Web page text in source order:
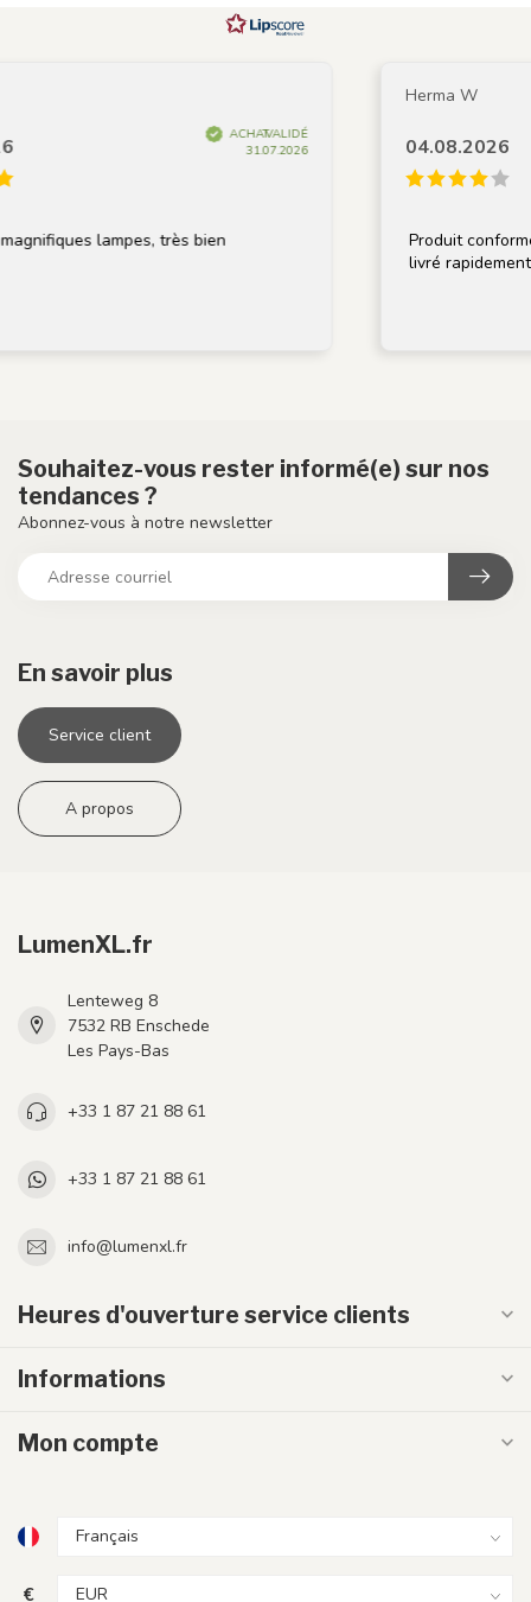
ACHAT VALIDÉ
31.07.2026
lampes, très bien
Herma W
04.08.2026
Produit
livré rapidement.
En savoir plus
Service client
A propos
Souhaitez-vous rester informé(e) sur nos
tendances ?
Abonnez-vous à notre newsletter
LumenXL.fr
Lenteweg 8
7532 RB Enschede
Les Pays-Bas
+33 1 87 21 88 61
+33 1 87 21 88 61
info@lumenxl.fr
Heures d'ouverture service clients
Informations
Mon compte
€